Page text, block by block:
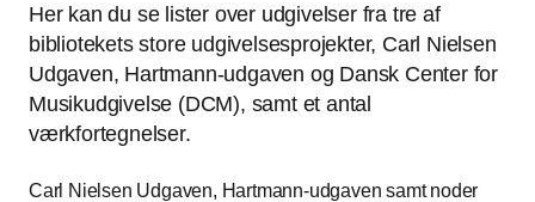
Her kan du se lister over udgivelser fra tre af
bibliotekets store udgivelsesprojekter, Carl Nielsen
Udgaven, Hartmann-udgaven og Dansk Center for
Musikudgivelse (DCM), samt et antal
værkfortegnelser.
Carl Nielsen Udgaven, Hartmann-udgaven samt noder